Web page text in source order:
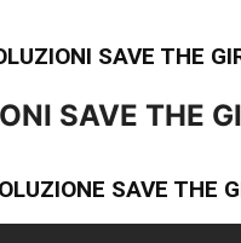
SAVE THE
SAVE THE
SAVE THE